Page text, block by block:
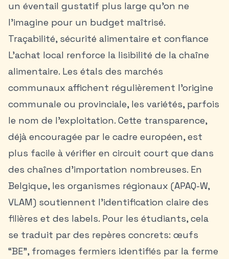
un éventail gustatif plus large qu’on ne
l’imagine pour un budget maîtrisé.
Traçabilité, sécurité alimentaire et confiance
L’achat local renforce la lisibilité de la chaîne
alimentaire. Les étals des marchés
communaux affichent régulièrement l’origine
communale ou provinciale, les variétés, parfois
le nom de l’exploitation. Cette transparence,
déjà encouragée par le cadre européen, est
plus facile à vérifier en circuit court que dans
des chaînes d’importation nombreuses. En
Belgique, les organismes régionaux (APAQ-W,
VLAM) soutiennent l’identification claire des
filières et des labels. Pour les étudiants, cela
se traduit par des repères concrets: œufs
“BE”, fromages fermiers identifiés par la ferme